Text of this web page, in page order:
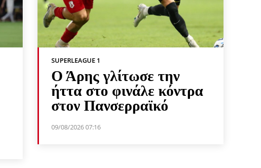
SUPERLEAGUE 1
Ο Άρης γλίτωσε την
ήττα στο φινάλε κόντρα
στον Πανσερραϊκό
09/08/2026 07:16